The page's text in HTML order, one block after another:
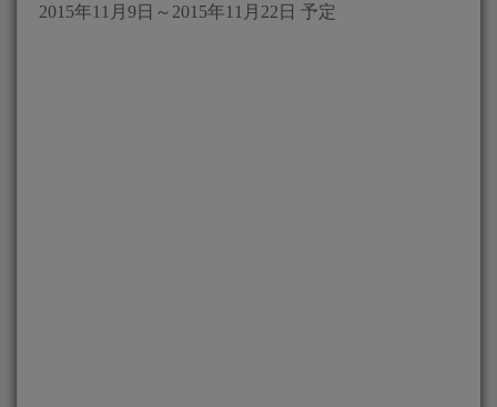
2015年11月9日～2015年11月22日 予定